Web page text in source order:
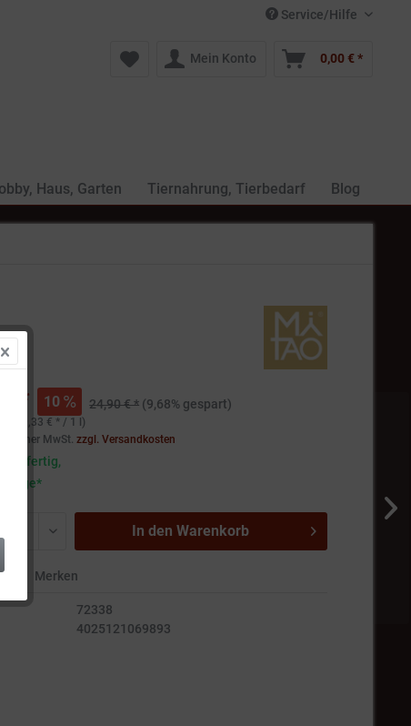
Service/Hilfe
Mein Konto 0,00 € *
Haus, Garten Tiernahrung, Tierbedarf Blog
* 10 24,90 € * (9,68% gespart)
€ * / 1 l)
MwSt.zzgl. Versandkosten
Tage*
In den Warenkorb
Merken
72338
4025121069893